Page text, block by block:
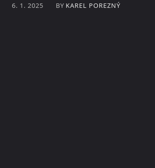
6. 1. 2025 BY KAREL POREZNÝ